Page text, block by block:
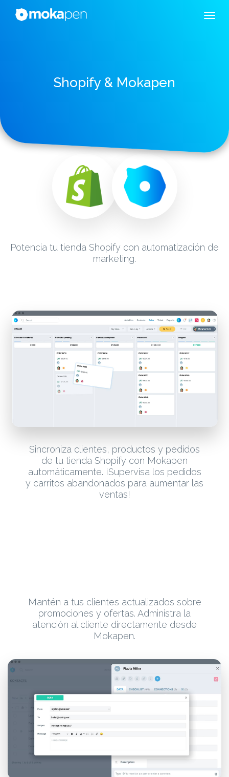
Shopify & Mokapen
Potencia tu tienda Shopify con automatización de
marketing.
Sincroniza clientes, productos y pedidos
de tu tienda Shopify con Mokapen
automáticamente. ¡Supervisa los pedidos
y carritos abandonados para aumentar las
ventas!
Mantén a tus clientes actualizados sobre
promociones y ofertas. Administra la
atención al cliente directamente desde
Mokapen.